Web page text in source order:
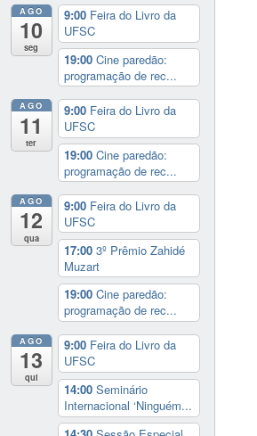
AGO
10
seg
9:00 Feira do Livro da
UFSC
19:00 Cine paredão:
programação de rec...
AGO
11
ter
9:00 Feira do Livro da
UFSC
19:00 Cine paredão:
programação de rec...
AGO
12
qua
9:00 Feira do Livro da
UFSC
17:00 3º Prêmio Zahidé
Muzart
19:00 Cine paredão:
programação de rec...
AGO
13
qui
9:00 Feira do Livro da
UFSC
14:00 Seminário
Internacional ‘Ninguém...